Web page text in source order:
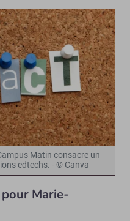
Matin consacre un
edtechs. - © Canva
Marie-